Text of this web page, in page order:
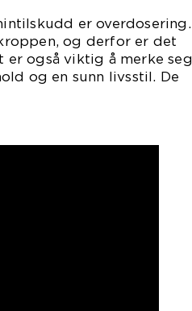
er overdosering.
og derfor er det
er også viktig å merke seg
og en sunn livsstil. De